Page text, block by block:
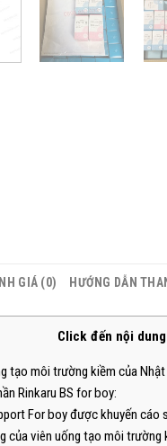
GIÁ (0) HƯỚNG DẪN
Click đến nội
tạo môi trường kiềm của Nhật
Rinkaru BS for boy:
For boy được khuyến cáo
của viên uống tạo môi trường